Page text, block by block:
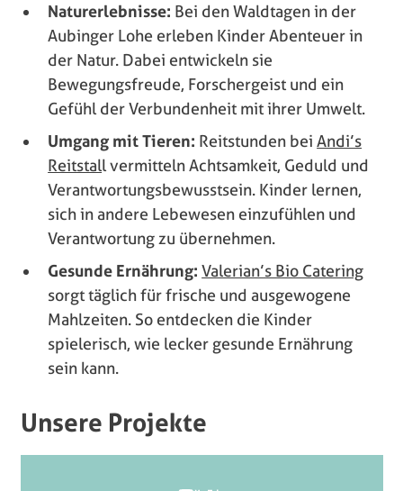
Naturerlebnisse: Bei den Waldtagen in der
Aubinger Lohe erleben Kinder Abenteuer in
der Natur. Dabei entwickeln sie
Bewegungsfreude, Forschergeist und ein
Gefühl der Verbundenheit mit ihrer Umwelt.
Umgang mit Tieren: Reitstunden beiAndi’s
Reitstall vermitteln Achtsamkeit, Geduld und
Verantwortungsbewusstsein. Kinder lernen,
sich in andere Lebewesen einzufühlen und
Verantwortung zu übernehmen.
Gesunde Ernährung:Valerian’s Bio Catering
sorgt täglich für frische und ausgewogene
Mahlzeiten. So entdecken die Kinder
spielerisch, wie lecker gesunde Ernährung
sein kann.
Unsere Projekte